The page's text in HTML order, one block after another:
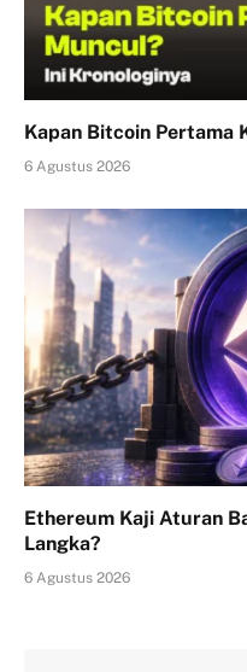
Kapan Bitcoin Pertama
6 Agustus 2026
Ethereum Kaji Aturan
Langka?
6 Agustus 2026